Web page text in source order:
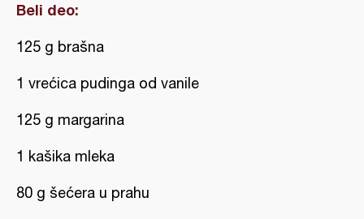
Beli deo:
125 g brašna
1 vrećica pudinga od vanile
125 g margarina
1 kašika mleka
80 g šećera u prahu